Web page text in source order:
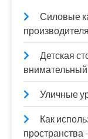
Силовые
производителя
Детская
Уличные
Как
пространства